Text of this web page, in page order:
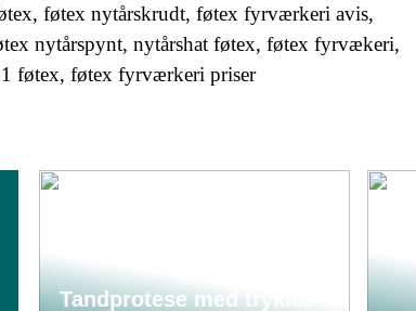
føtex nytårskrudt, føtex fyrværkeri avis,
nytårspynt, nytårshat føtex, føtex fyrvækeri,
føtex, føtex fyrværkeri priser
Tandprotese med tryklås